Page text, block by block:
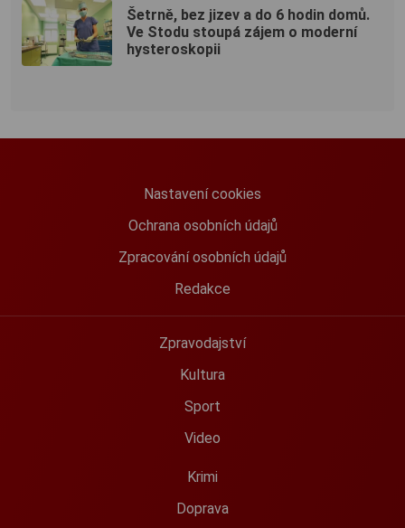
Šetrně, bez jizev a do 6 hodin domů.
Ve Stodu stoupá zájem o moderní
hysteroskopii
Nastavení cookies
Ochrana osobních údajů
Zpracování osobních údajů
Redakce
Zpravodajství
Kultura
Sport
Video
Krimi
Doprava